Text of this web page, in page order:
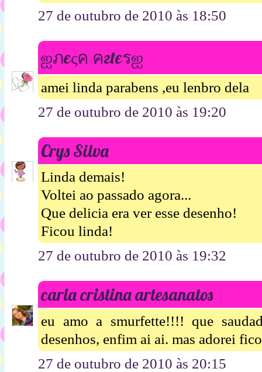
27 de outubro de 2010 às 18:50
ஐภєςค คгtєรஐ
amei linda parabens ,eu lenbro dela
27 de outubro de 2010 às 19:20
Crys Silva
Linda demais!
Voltei ao passado agora...
Que delicia era ver esse desenho!
Ficou linda!
27 de outubro de 2010 às 19:32
carla cristina artesanatos
eu amo a smurfette!!!! que
desenhos, enfim ai ai. mas adorei
27 de outubro de 2010 às 20:15